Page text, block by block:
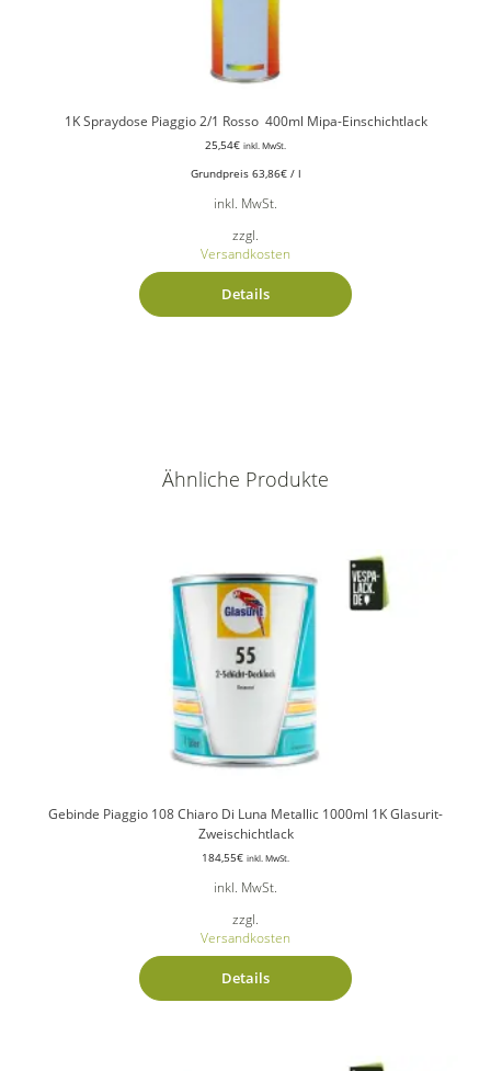
1K Spraydose Piaggio 2/1 Rosso 400ml Mipa-Einschichtlack
25,54€ inkl. MwSt.
Grundpreis 63,86€/ l
inkl. MwSt.
zzgl.
Versandkosten
Details
Ähnliche Produkte
Gebinde Piaggio 108 Chiaro Di Luna Metallic 1000ml 1K Glasurit-
Zweischichtlack
184,55€ inkl. MwSt.
inkl. MwSt.
zzgl.
Versandkosten
Details